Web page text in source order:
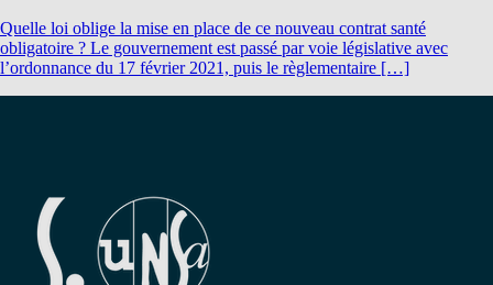
Quelle loi oblige la mise en place de ce nouveau contrat santé
obligatoire ? Le gouvernement est passé par voie législative avec
l’ordonnance du 17 février 2021, puis le règlementaire […]